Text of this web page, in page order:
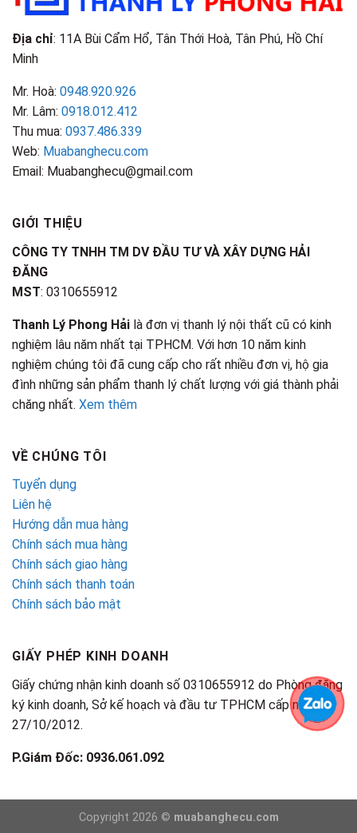
Biết
Địa chỉ: 11A Bùi Cẩm Hổ, Tân Thới Hoà, Tân Phú, Hồ Chí
Minh
Mr. Hoà: 0948.920.926
Mr. Lâm: 0918.012.412
Thu mua: 0937.486.339
Web: Muabanghecu.com
Email: Muabanghecu@gmail.com
GIỚI THIỆU
CÔNG TY TNHH TM DV ĐẦU TƯ VÀ XÂY DỰNG HẢI
ĐĂNG
MST: 0310655912
Thanh Lý Phong Hải là đơn vị thanh lý nội thất cũ có kinh
nghiệm lâu năm nhất tại TPHCM. Với hơn 10 năm kinh
nghiệm chúng tôi đã cung cấp cho rất nhiều đơn vị, hộ gia
đình những sản phẩm thanh lý chất lượng với giá thành phải
chăng nhất. Xem thêm
VỀ CHÚNG TÔI
Tuyển dụng
Liên hệ
Hướng dẫn mua hàng
Chính sách mua hàng
Chính sách giao hàng
Chính sách thanh toán
Chính sách bảo mật
GIẤY PHÉP KINH DOANH
Giấy chứng nhận kinh doanh số 0310655912 do Phòng đăng
ký kinh doanh, Sở kế hoạch và đầu tư TPHCM cấp ngày
27/10/2012.
P.Giám Đốc: 0936.061.092
Copyright 2026 © muabanghecu.com